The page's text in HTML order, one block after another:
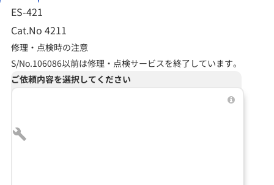
ES-421
Cat.No 4211
修理・点検時の注意
S/No.106086以前は修理・点検サービスを終了しています。
ご依頼内容を選択してください